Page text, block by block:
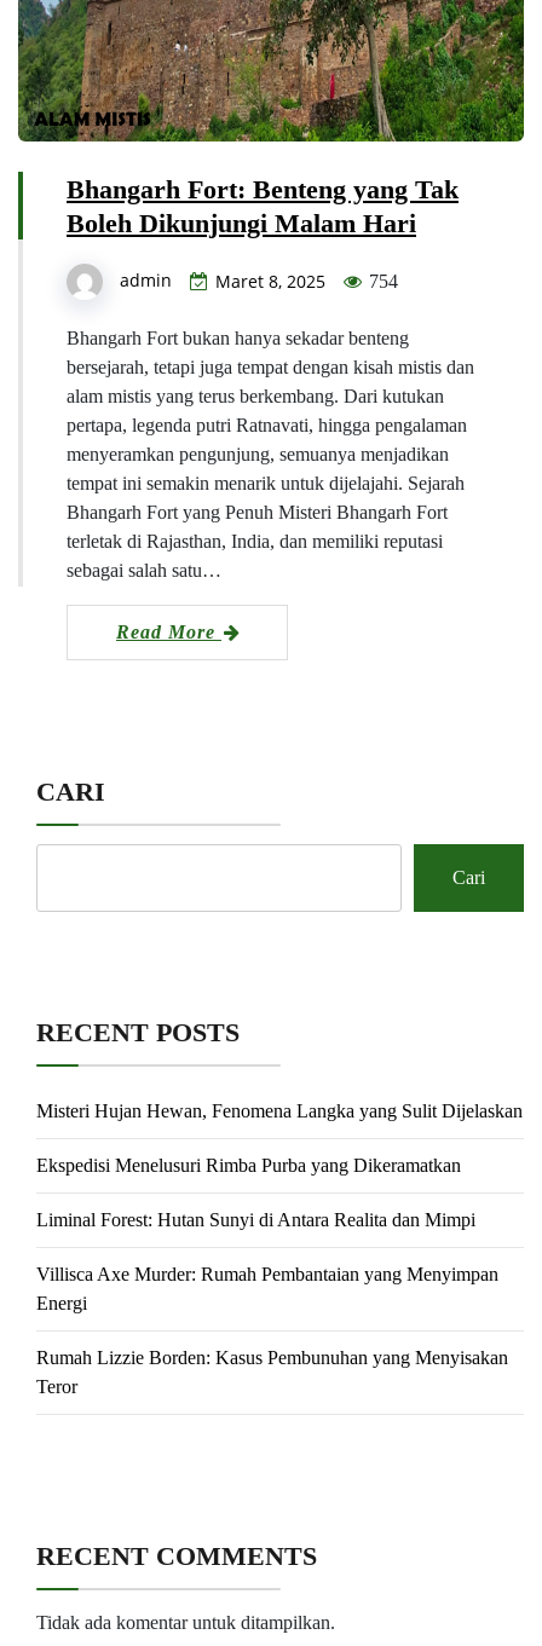
Bhangarh Fort: Benteng yang Tak
Boleh Dikunjungi Malam Hari
admin Maret 8, 2025 754
Bhangarh Fort bukan hanya sekadar benteng
bersejarah, tetapi juga tempat dengan kisah mistis dan
alam mistis yang terus berkembang. Dari kutukan
pertapa, legenda putri Ratnavati, hingga pengalaman
menyeramkan pengunjung, semuanya menjadikan
tempat ini semakin menarik untuk dijelajahi. Sejarah
Bhangarh Fort yang Penuh Misteri Bhangarh Fort
terletak di Rajasthan, India, dan memiliki reputasi
sebagai salah satu…
Read More
CARI
Cari
RECENT POSTS
Misteri Hujan Hewan, Fenomena Langka yang Sulit Dijelaskan
Ekspedisi Menelusuri Rimba Purba yang Dikeramatkan
Liminal Forest: Hutan Sunyi di Antara Realita dan Mimpi
Villisca Axe Murder: Rumah Pembantaian yang Menyimpan
Energi
Rumah Lizzie Borden: Kasus Pembunuhan yang Menyisakan
Teror
RECENT COMMENTS
Tidak ada komentar untuk ditampilkan.